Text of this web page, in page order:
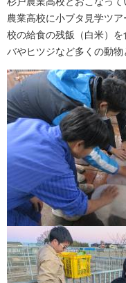
農業高校に小ブタ見学ツ
校の給食の残飯（白米）
バやヒツジなど多くの動物